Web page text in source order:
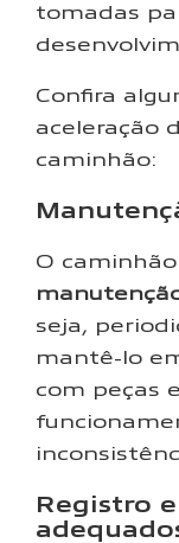
tomadas
Confira
aceleração
caminhão:
O
seja,
mantê-lo
com peças
Registro